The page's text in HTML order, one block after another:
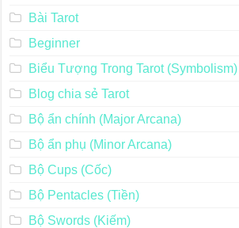
Bài Tarot
Beginner
Biểu Tượng Trong Tarot (Symbolism)
Blog chia sẻ Tarot
Bộ ẩn chính (Major Arcana)
Bộ ẩn phụ (Minor Arcana)
Bộ Cups (Cốc)
Bộ Pentacles (Tiền)
Bộ Swords (Kiếm)